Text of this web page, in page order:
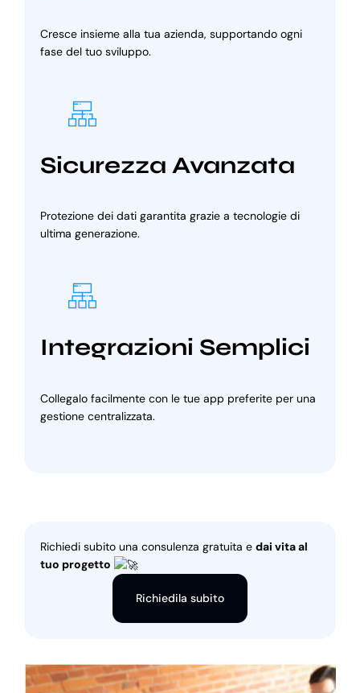
Cresce insieme alla tua azienda, supportando ogni
fase del tuo sviluppo.
Sicurezza Avanzata
Protezione dei dati garantita grazie a tecnologie di
ultima generazione.
Integrazioni Semplici
Collegalo facilmente con le tue app preferite per una
gestione centralizzata.
Richiedi subito una consulenza gratuita e dai vita al
tuo progetto
Richiedila subito